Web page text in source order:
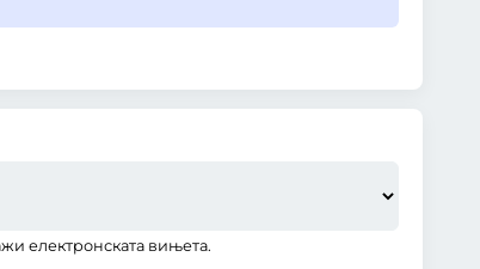
електронската вињета.